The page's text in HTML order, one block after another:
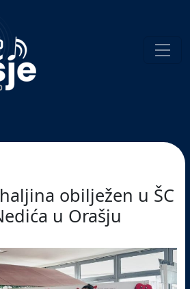
obilježen u ŠC
u Orašju